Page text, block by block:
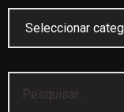
por: